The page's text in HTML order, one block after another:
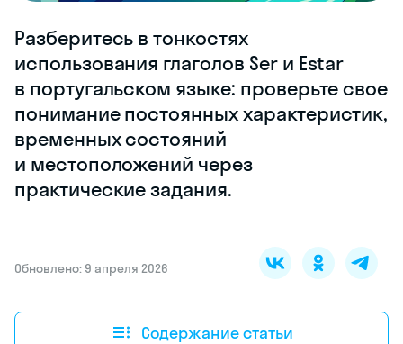
Разберитесь в тонкостях
использования глаголов Ser и Estar
в португальском языке: проверьте свое
понимание постоянных характеристик,
временных состояний
и местоположений через
практические задания.
Обновлено: 9 апреля 2026
Содержание статьи